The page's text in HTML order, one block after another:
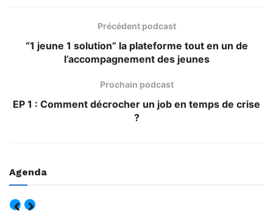
Précédent podcast
“1 jeune 1 solution” la plateforme tout en un de
l’accompagnement des jeunes
Prochain podcast
EP 1 : Comment décrocher un job en temps de crise
?
Agenda